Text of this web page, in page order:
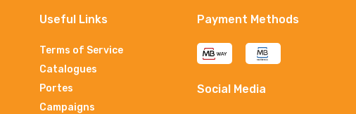
Useful Links
Terms of Service
Catalogues
Portes
Campaigns
Payment Methods
Social Media